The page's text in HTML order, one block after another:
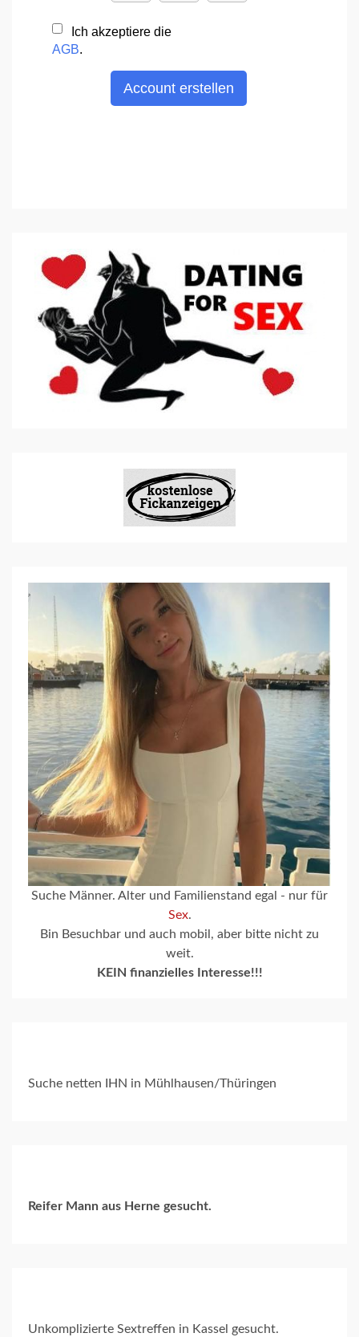
Suche Männer. Alter und Familienstand egal - nur für
Sex.
Bin Besuchbar und auch mobil, aber bitte nicht zu
weit.
KEIN finanzielles Interesse!!!
Suche netten IHN in Mühlhausen/Thüringen
Reifer Mann aus Herne gesucht.
Unkomplizierte Sextreffen in Kassel gesucht.